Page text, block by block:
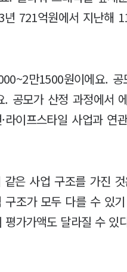
721억원에서 지난해
만1500원이에요.
공모가 산정 과정에서
이프스타일 사업과 연
은 사업 구조를 가진
조가 모두 다를 수 있
가가액도 달라질 수 있